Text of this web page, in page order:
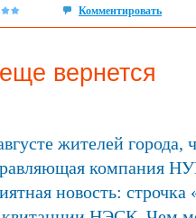
Комментировать
вернется
жителей города,
компания
новость: